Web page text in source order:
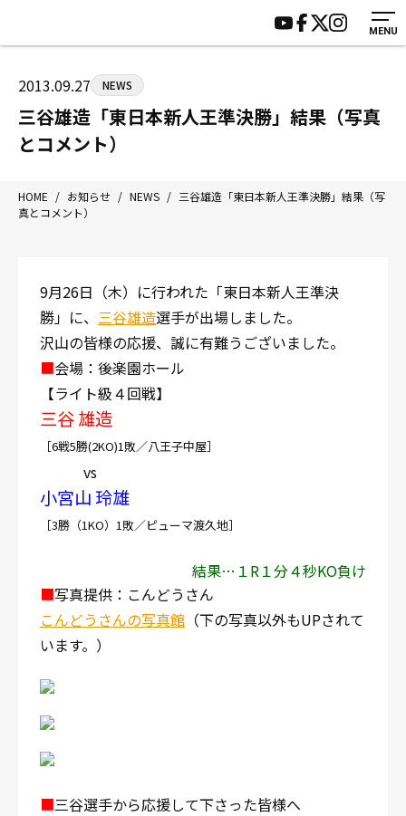
MENU
〒192-0072 東京都八王子市南町3-8 第2原嶋ビル1F
Tel/Fax：042-622-7222
営業時間：月〜土 14:00〜22:00 / 日・祝 14:00〜19:00
HOME
ジムについて
トレーニング
アマ・スパー各大会・キッズ
入会案内
見学・1日体験
施設紹介
会員様の声
サポーター募集
2013.09.27 NEWS
三谷雄造「東日本新人王準決勝」結果（写真
とコメント）
HOME / お知らせ / NEWS / 三谷雄造「東日本新人王準決勝」結果（写
真とコメント）
9月26日（木）に行われた「東日本新人王準決
勝」に、 三谷雄造選手が出場しました。
沢山の皆様の応援、誠に有難うございました。
■会場：後楽園ホール
【ライト級４回戦】
三谷 雄造
［6戦5勝(2KO)1敗／八王子中屋］
vs
小宮山 玲雄
［3勝（1KO）1敗／ピューマ渡久地］
結果…１R１分４秒KO負け
■写真提供：こんどうさん
こんどうさんの写真館 （下の写真以外もUPされて
います。）
■三谷選手から応援して下さった皆様へ